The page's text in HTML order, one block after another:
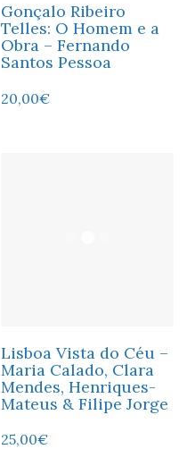
Gonçalo Ribeiro
Telles: O Homem e a
Obra – Fernando
Santos Pessoa
20,00€
Lisboa Vista do Céu –
Maria Calado, Clara
Mendes, Henriques-
Mateus & Filipe Jorge
25,00€